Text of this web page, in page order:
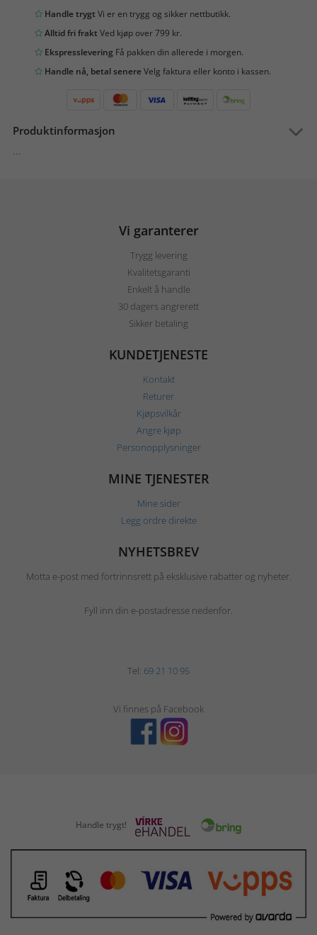
Handle trygtVi er en trygg og sikker nettbutikk.
Alltid fri fraktVed kjøp over 799 kr.
Ekspresslevering Få pakken din allerede i morgen.
Handle nå, betal senereVelg faktura eller konto i kassen.
Produktinformasjon
...
Vi garanterer
Trygg levering
Kvalitetsgaranti
Enkelt å handle
30 dagers angrerett
Sikker betaling
KUNDETJENESTE
Kontakt
Returer
Kjøpsvilkår
Angre kjøp
Personopplysninger
MINE TJENESTER
Mine sider
Legg ordre direkte
NYHETSBREV
Motta e-post med fortrinnsrett på eksklusive rabatter og nyheter.
Fyll inn din e-postadresse nedenfor.
Tel: 69 21 10 95
Vi finnes på Facebook
Handle trygt!